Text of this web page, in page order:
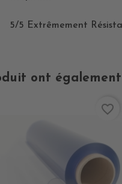
5/5 Extrêmement
ont également
favorite_border